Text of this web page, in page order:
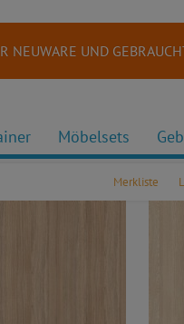
NEUWARE UND
Möbelsets
Merkliste